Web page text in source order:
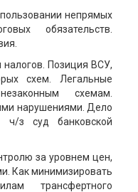
непрямых
обязательств.
Позиция ВСУ,
схем. Легальные
схемам.
нарушениями. Дело
ч/з суд банковской
за уровнем цен,
Как минимизировать
трансфертного